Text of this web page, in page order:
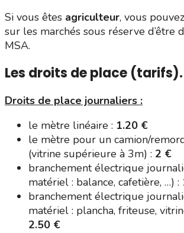
Si vous êtes agriculteur, vous
sur les marchés sous réserve d’être
MSA.
Les droits de place (tarifs).
Droits de place journaliers :
le mètre linéaire : 1.20 €
le mètre pour un camion/
(vitrine supérieure à 3m) : 2 €
branchement électrique
matériel : balance, cafetière, …) :
branchement électrique
matériel : plancha, friteuse,
2.50 €